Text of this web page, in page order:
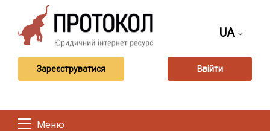
UA
Зареєструватися Ввійти
Меню